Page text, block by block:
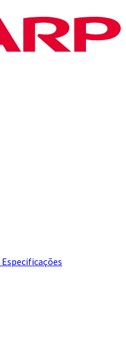
Especificações